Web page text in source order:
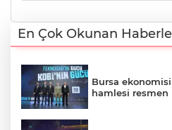
En Çok Okunan
Bursa
hamlesi resmen